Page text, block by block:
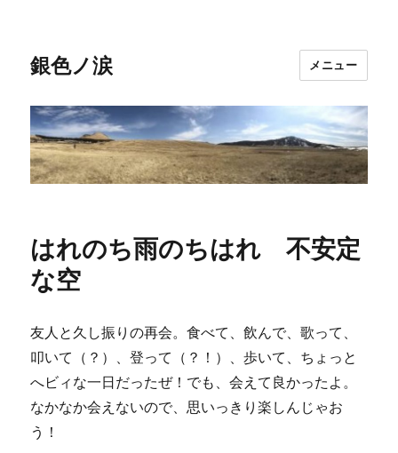
銀色ノ涙 メニュー
はれのち雨のちはれ 不安定
な空
友人と久し振りの再会。食べて、飲んで、歌って、
叩いて（？）、登って（？！）、歩いて、ちょっと
へビィな一日だったぜ！でも、会えて良かったよ。
なかなか会えないので、思いっきり楽しんじゃお
う！